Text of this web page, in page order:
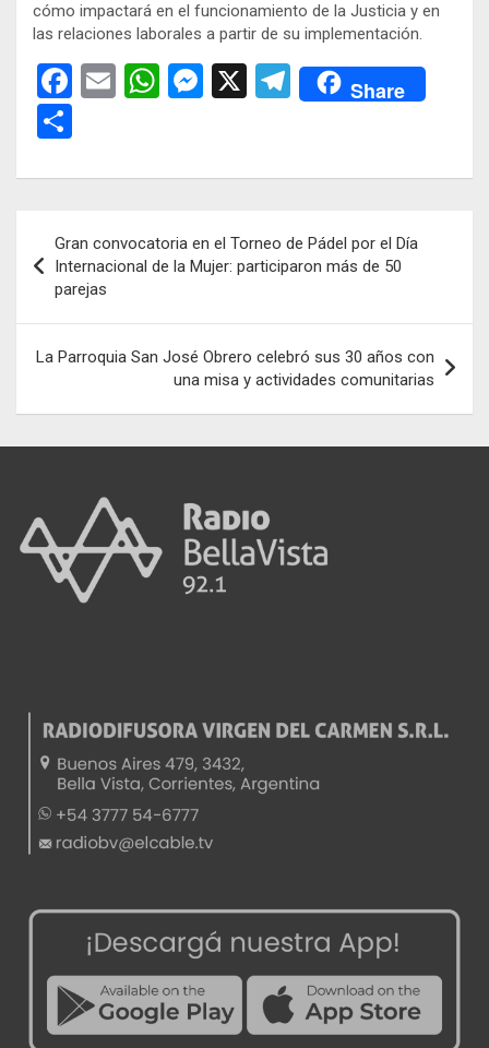
cómo impactará en el funcionamiento de la Justicia y en
las relaciones laborales a partir de su implementación.
F
b
o
k
E
W
s
p
M
n
er
X
T
gr
m
Share
m
ar
tir
de
entradas
Gran convocatoria en el Torneo de Pádel por el Día
Internacional de la Mujer: participaron más de 50
parejas
La Parroquia San José Obrero celebró sus 30 años con
una misa y actividades comunitarias